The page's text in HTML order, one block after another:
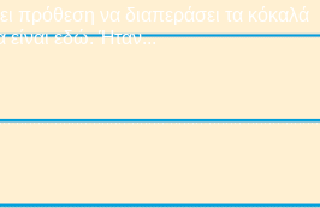
πρόθεση να διαπεράσει τα κόκαλά
εδώ. Ήταν...